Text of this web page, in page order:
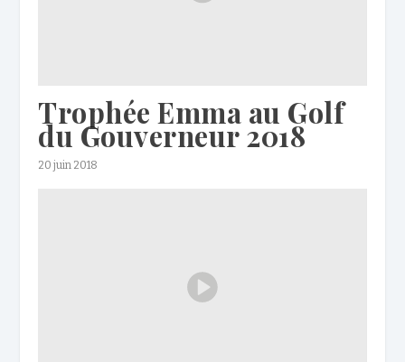
Trophée Emma au Golf
du Gouverneur 2018
20 juin 2018